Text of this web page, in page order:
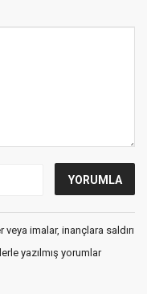
imalar, inançlara saldırı
yazılmış yorumlar